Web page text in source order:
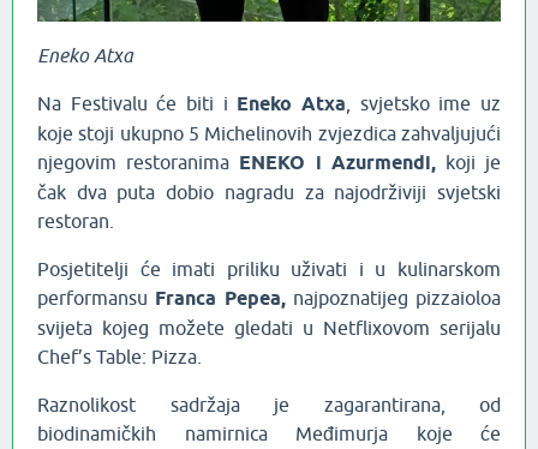
Eneko Atxa
Na Festivalu će biti i Eneko Atxa , svjetsko ime uz
koje stoji ukupno 5 Michelinovih zvjezdica zahvaljujući
njegovim restoranima ENEKO i Azurmendi, koji je
čak dva puta dobio nagradu za najodrživiji svjetski
restoran.
Posjetitelji će imati priliku uživati i u kulinarskom
performansu Franca Pepea, najpoznatijeg pizzaioloa
svijeta kojeg možete gledati u Netflixovom serijalu
Chef’s Table: Pizza.
Raznolikost sadržaja je zagarantirana, od
biodinamičkih namirnica Međimurja koje će